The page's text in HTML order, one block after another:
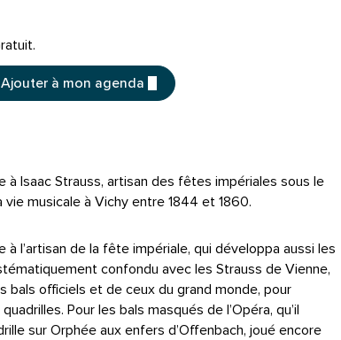
Ajouter à mon agenda
Isaac Strauss, artisan des fêtes impériales sous le
musicale à Vichy entre 1844 et 1860.
l’artisan de la fête impériale, qui développa aussi les
confondu avec les Strauss de Vienne,
officiels et de ceux du grand monde, pour
Pour les bals masqués de l’Opéra, qu’il
sur Orphée aux enfers d’Offenbach, joué encore